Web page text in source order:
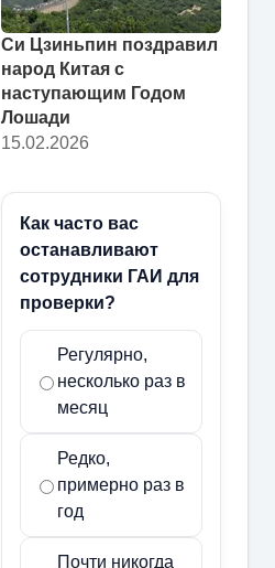
Си Цзиньпин поздравил
народ Китая с
наступающим Годом
Лошади
15.02.2026
Как часто вас
останавливают
сотрудники ГАИ для
проверки?
Регулярно,
несколько раз в
месяц
Редко,
примерно раз в
год
Почти никогда